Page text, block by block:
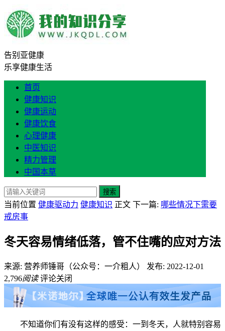
告别亚健康
乐享健康生活
首页
健康知识
健康运动
健康饮食
心理健康
中医知识
精力管理
中国本草
搜索
当前位置 健康驱动力 健康知识 正文 下一篇: 哪些情况下需要
戒房事
冬天容易情绪低落，管不住嘴的应对方法
来源: 营养师锤哥（公众号：一介粗人） 发布: 2022-12-01
2,796阅读 评论关闭
不知道你们有没有这样的感受：一到冬天，人就特别容易